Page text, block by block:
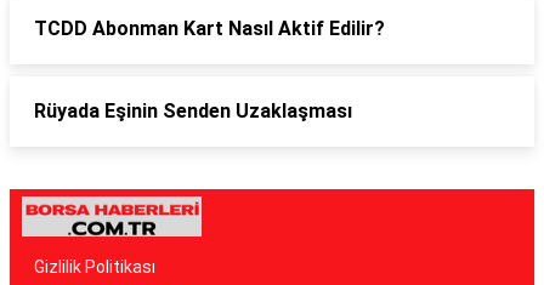
TCDD Abonman Kart Nasıl Aktif Edilir?
Rüyada Eşinin Senden Uzaklaşması
Gizlilik Politikası